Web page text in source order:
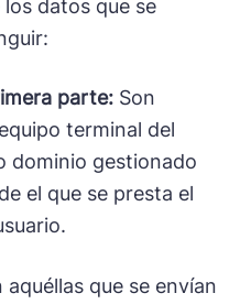
datos que se
parte: Son
terminal del
dominio gestionado
el que se presta el
aquéllas que se envían